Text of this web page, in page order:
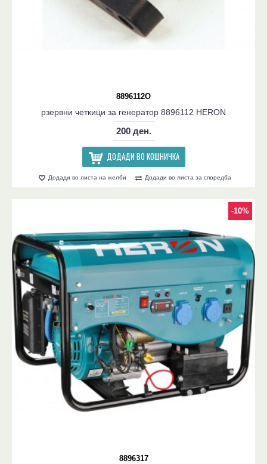
8896112O
рзервни четкици за генератор 8896112 HERON
200 ден.
ДОДАДИ ВО КОШНИЧКА
Додади во листа на желби Додади во листа за споредба
8896317
-10%